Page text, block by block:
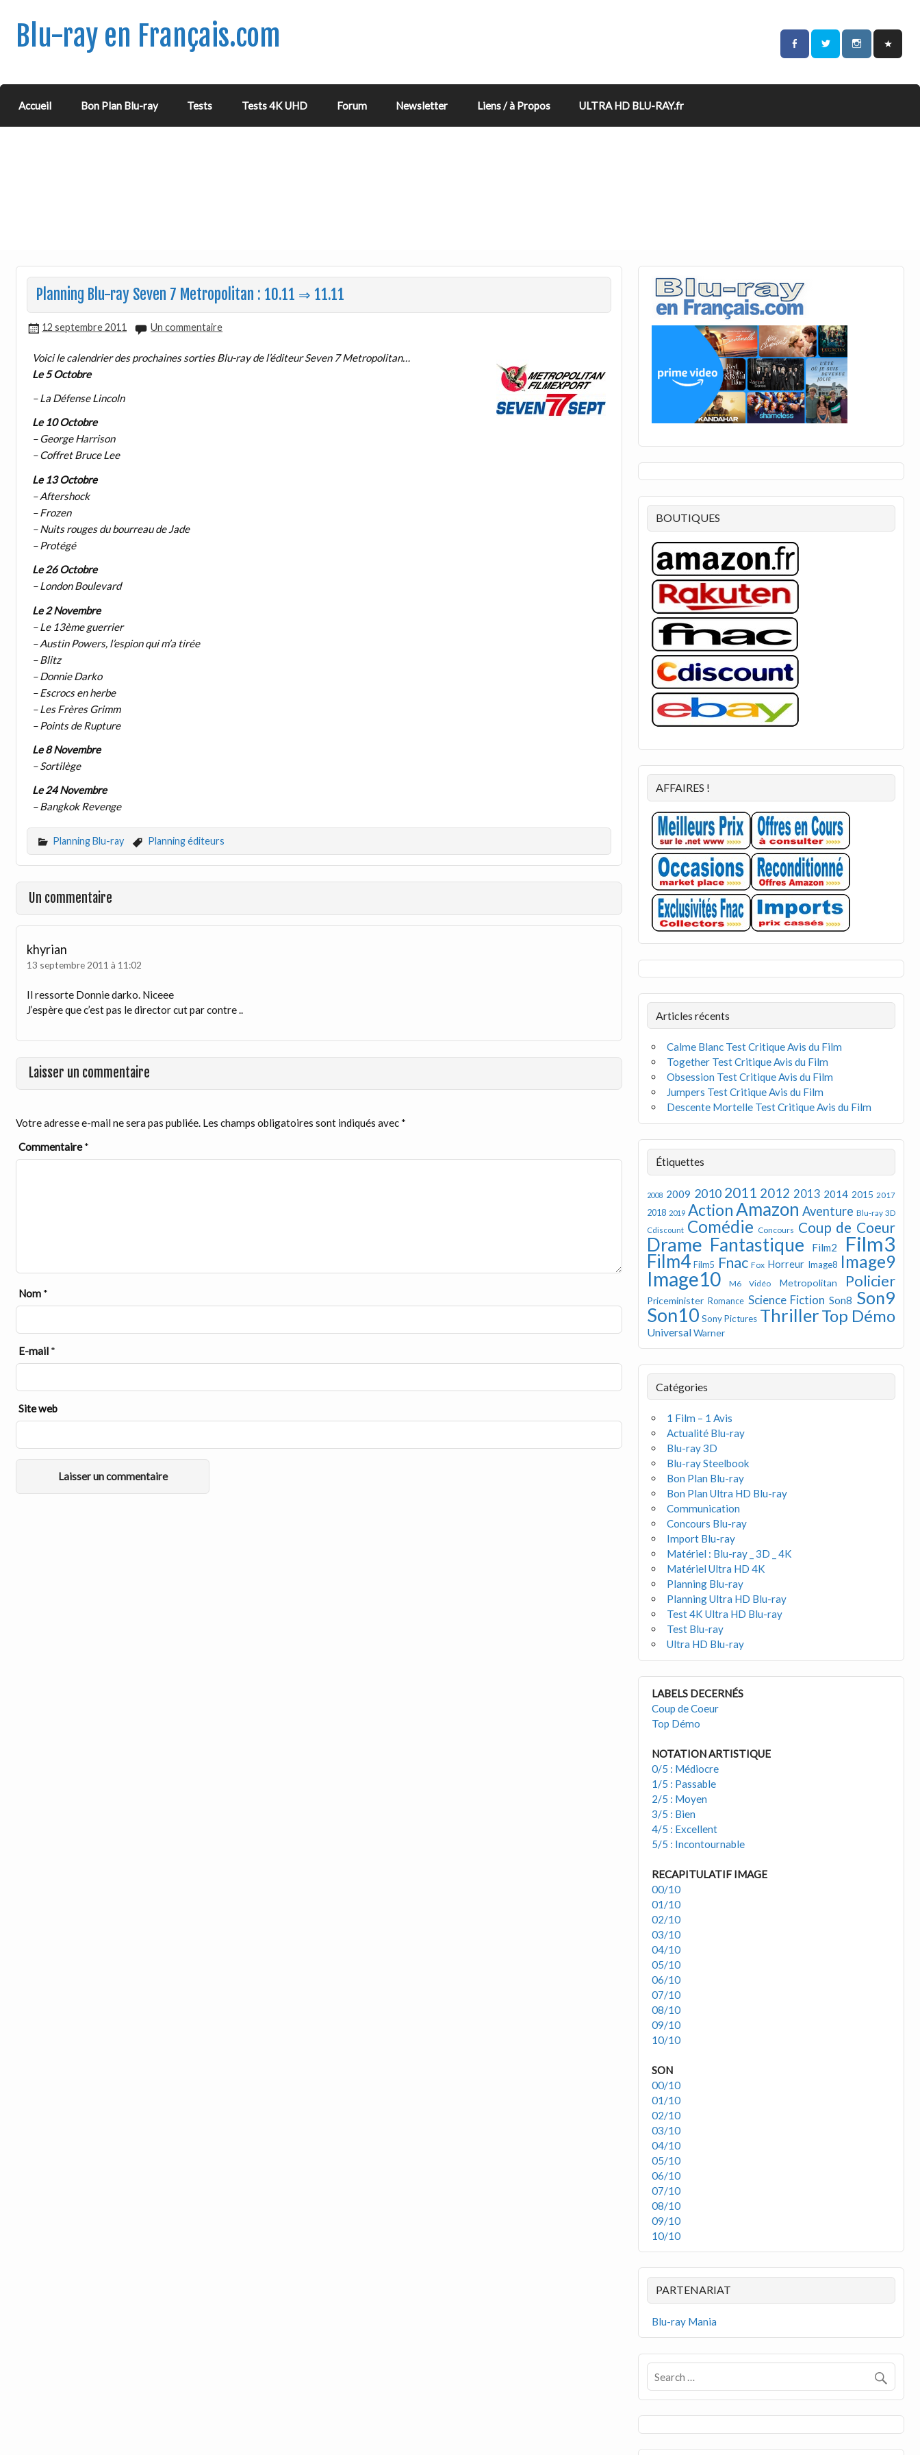
Blu-ray en Français.com
Accueil Bon Plan Blu-ray Tests Tests 4K UHD Forum Newsletter Liens / à Propos ULTRA HD BLU-RAY.fr
Planning Blu-ray Seven 7 Metropolitan : 10.11 ⇒ 11.11
12 septembre 2011 Un commentaire
Voici le calendrier des prochaines sorties Blu-ray de l’éditeur Seven 7 Metropolitan…
Le 5 Octobre
– La Défense Lincoln
Le 10 Octobre
– George Harrison
– Coffret Bruce Lee
Le 13 Octobre
– Aftershock
– Frozen
– Nuits rouges du bourreau de Jade
– Protégé
Le 26 Octobre
– London Boulevard
Le 2 Novembre
– Le 13ème guerrier
– Austin Powers, l’espion qui m’a tirée
– Blitz
– Donnie Darko
– Escrocs en herbe
– Les Frères Grimm
– Points de Rupture
Le 8 Novembre
– Sortilège
Le 24 Novembre
– Bangkok Revenge
Planning Blu-ray Planning éditeurs
Un commentaire
khyrian
13 septembre 2011 à 11:02
Il ressorte Donnie darko. Niceee
J’espère que c’est pas le director cut par contre ..
Laisser un commentaire
Votre adresse e-mail ne sera pas publiée. Les champs obligatoires sont indiqués avec *
Commentaire*
Nom *
E-mail *
Site web
BOUTIQUES
AFFAIRES !
Articles récents
Calme Blanc Test Critique Avis du Film
Together Test Critique Avis du Film
Obsession Test Critique Avis du Film
Jumpers Test Critique Avis du Film
Descente Mortelle Test Critique Avis du Film
Étiquettes
2008 2009 2010 2011 2012 2013 2014 2015 2017
2018 2019 ActionAmazon Aventure Blu-ray 3D
Cdiscount Comédie Concours Coup de Coeur
Drame Fantastique Film2 Film3
Film4 Film5 Fnac Fox Horreur Image8 Image9
Image10 M6 Vidéo Metropolitan Policier
Priceminister Romance Science Fiction Son8 Son9
Son10 Sony Pictures ThrillerTop Démo
UniversalWarner
Catégories
1 Film – 1 Avis
Actualité Blu-ray
Blu-ray 3D
Blu-ray Steelbook
Bon Plan Blu-ray
Bon Plan Ultra HD Blu-ray
Communication
Concours Blu-ray
Import Blu-ray
Matériel : Blu-ray _ 3D _ 4K
Matériel Ultra HD 4K
Planning Blu-ray
Planning Ultra HD Blu-ray
Test 4K Ultra HD Blu-ray
Test Blu-ray
Ultra HD Blu-ray
LABELS DECERNÉS
Coup de Coeur
Top Démo
NOTATION ARTISTIQUE
0/5 : Médiocre
1/5 : Passable
2/5 : Moyen
3/5 : Bien
4/5 : Excellent
5/5 : Incontournable
RECAPITULATIF IMAGE
00/10
01/10
02/10
03/10
04/10
05/10
06/10
07/10
08/10
09/10
10/10
SON
00/10
01/10
02/10
03/10
04/10
05/10
06/10
07/10
08/10
09/10
10/10
PARTENARIAT
Blu-ray Mania